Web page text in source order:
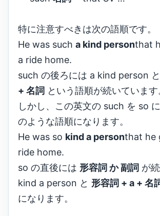
特に注意すべきは次の語順です。
He was such a kind personthat
a ride home.
such の後ろには a kind person と
+ 名詞 という語順が続いています
しかし、この英文の such を so
のような語順になります。
He was so kind a personthat he
ride home.
so の直後には 形容詞 か 副詞 が
kind a person と 形容詞 + a + 名
になります。